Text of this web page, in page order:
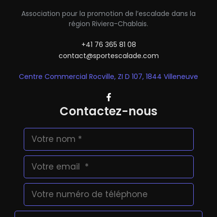
Association pour la promotion de l’escalade dans la
région Riviera-Chablais.
+41 76 365 81 08
contact@sportescalade.com
Centre Commercial Rocville, ZI D 107, 1844 Villeneuve
Contactez-nous